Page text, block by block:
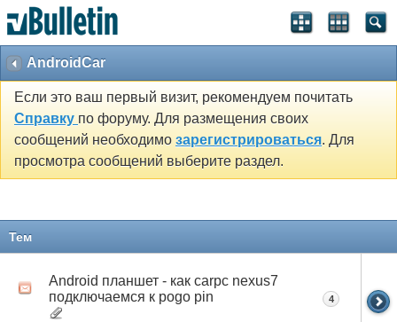
AndroidCar
Если это ваш первый визит, рекомендуем почитать
Справку по форуму. Для размещения своих
сообщений необходимо зарегистрироваться. Для
просмотра сообщений выберите раздел.
Тем
Android планшет - как carpc nexus7
подключаемся к pogo pin
4